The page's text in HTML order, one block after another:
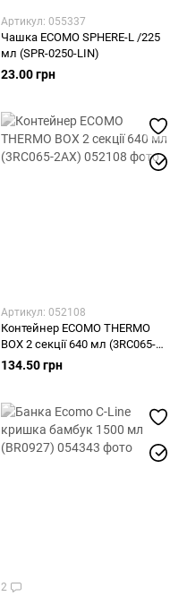
Артикул: 055337
Чашка ECOMO SPHERE-L /225
мл (SPR-0250-LIN)
23.00 грн
Артикул: 052108
Контейнер ECOMO THERMO
BOX 2 секції 640 мл (3RC065-
2AX)
134.50 грн
2